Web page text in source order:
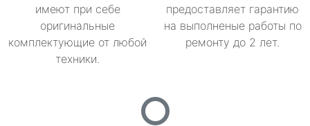
имеют при себе
оригинальные
комплектующие от любой
техники.
предоставляет гарантию
на выполненые работы по
ремонту до 2 лет.